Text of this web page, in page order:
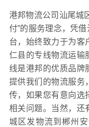
港邦物流公司汕尾城
付”的服务理念，凭
台，始终致力于为客
仁县的专线物流运输
线是港邦的优质品牌
提供我们的物流服务
传，如果您有意向选
相关问题。当然，还
城区发物流到郴州